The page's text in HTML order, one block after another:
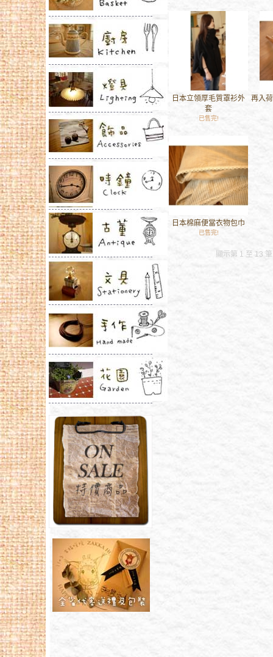
日本立領厚毛質罩衫外
套
已售完!
再入
日本棉麻便當衣物包巾
已售完!
顯示第 1 至 13